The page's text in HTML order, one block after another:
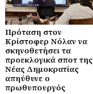
Πρόταση στον
Κρίστοφερ Νόλαν να
σκηνοθετήσει τα
προεκλογικά σποτ της
Νέας Δημοκρατίας
απηύθυνε ο
πρωθυπουργός